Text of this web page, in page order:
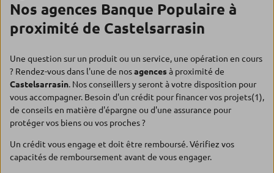
Nos agences Banque Populaire à
proximité de Castelsarrasin
Une question sur un produit ou un service, une opération en cours
? Rendez-vous dans l'une de nosagencesà proximité de
Castelsarrasin. Nos conseillers y seront à votre disposition pour
vous accompagner. Besoin d'un crédit pour financer vos projets(1),
de conseils en matière d'épargne ou d'une assurance pour
protéger vos biens ou vos proches ?
Un crédit vous engage et doit être remboursé. Vérifiez vos
capacités de remboursement avant de vous engager.